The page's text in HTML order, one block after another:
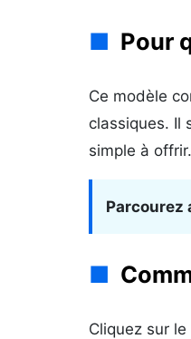
Pour
Ce modèle
classiques. Il
simple à offrir.
Parcourez
Cliquez sur